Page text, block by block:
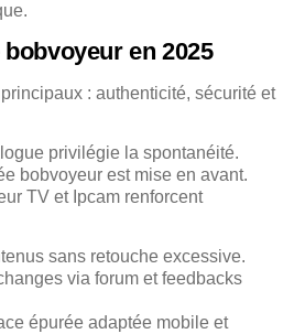
en 2025
: authenticité, sécurité et
privilégie la spontanéité.
bobvoyeur est mise en avant.
TV et Ipcam renforcent
sans retouche excessive.
via forum et feedbacks
épurée adaptée mobile et